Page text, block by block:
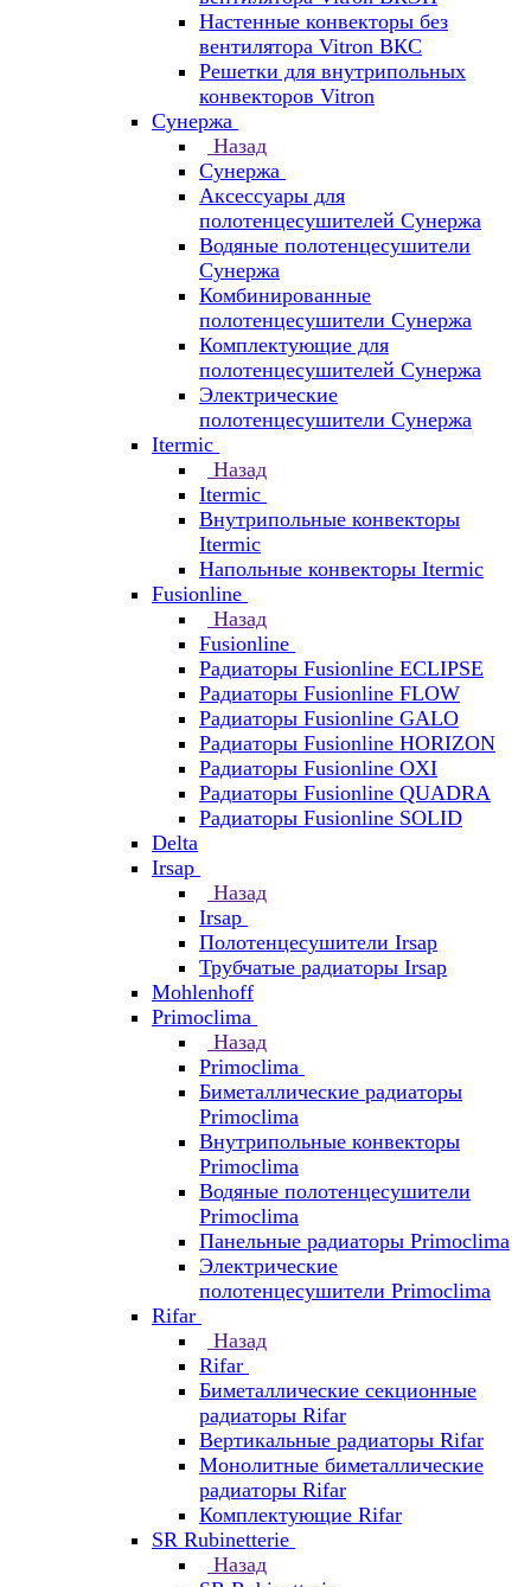
Настенные конвекторы без
вентилятора Vitron ВКС
Решетки для внутрипольных
конвекторов Vitron
Сунержа
Назад
Сунержа
Аксессуары для
полотенцесушителей Сунержа
Водяные полотенцесушители
Сунержа
Комбинированные
полотенцесушители Сунержа
Комплектующие для
полотенцесушителей Сунержа
Электрические
полотенцесушители Сунержа
Itermic
Назад
Itermic
Внутрипольные конвекторы
Itermic
Напольные конвекторы Itermic
Fusionline
Назад
Fusionline
Радиаторы Fusionline ECLIPSE
Радиаторы Fusionline FLOW
Радиаторы Fusionline GALO
Радиаторы Fusionline HORIZON
Радиаторы Fusionline OXI
Радиаторы Fusionline QUADRA
Радиаторы Fusionline SOLID
Delta
Irsap
Назад
Irsap
Полотенцесушители Irsap
Трубчатые радиаторы Irsap
Mohlenhoff
Primoclima
Назад
Primoclima
Биметаллические радиаторы
Primoclima
Внутрипольные конвекторы
Primoclima
Водяные полотенцесушители
Primoclima
Панельные радиаторы Primoclima
Электрические
полотенцесушители Primoclima
Rifar
Назад
Rifar
Биметаллические секционные
радиаторы Rifar
Вертикальные радиаторы Rifar
Монолитные биметаллические
радиаторы Rifar
Комплектующие Rifar
SR Rubinetterie
Назад